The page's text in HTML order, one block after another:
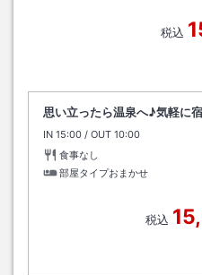
税込
思い立ったら温泉へ♪気軽に
IN チェックイン
15:00 / OUT チェックアウト
10:00
食事なし
部屋タイプおまかせ
税込